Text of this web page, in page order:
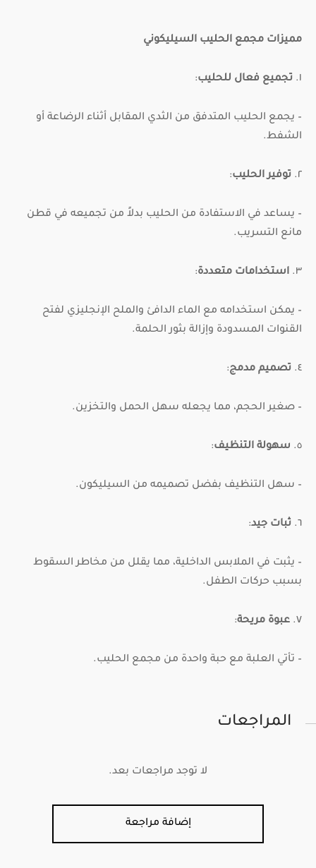
مميزات مجمع الحليب السيليكوني
١. تجميع فعال للحليب:
– يجمع الحليب المتدفق من الثدي المقابل أثناء الرضاعة أو
الشفط.
٢. توفير الحليب:
– يساعد في الاستفادة من الحليب بدلاً من تجميعه في قطن
مانع التسريب.
٣. استخدامات متعددة:
– يمكن استخدامه مع الماء الدافئ والملح الإنجليزي لفتح
القنوات المسدودة وإزالة بثور الحلمة.
٤. تصميم مدمج:
– صغير الحجم، مما يجعله سهل الحمل والتخزين.
٥. سهولة التنظيف:
– سهل التنظيف بفضل تصميمه من السيليكون.
٦. ثبات جيد:
– يثبت في الملابس الداخلية، مما يقلل من مخاطر السقوط
بسبب حركات الطفل.
٧. عبوة مريحة:
– تأتي العلبة مع حبة واحدة من مجمع الحليب.
المراجعات
لا توجد مراجعات بعد.
إضافة مراجعة